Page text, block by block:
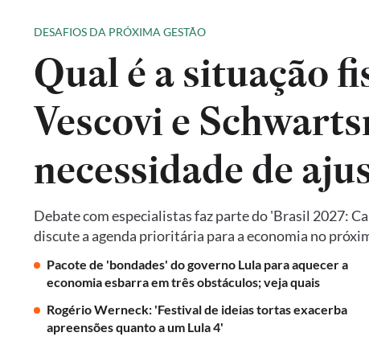
DESAFIOS DA PRÓXIMA GESTÃO
Qual é a situação
Vescovi e
necessidade de
Debate com especialistas faz parte do 'Brasil 2027:
discute a agenda prioritária para a economia no
Pacote de 'bondades' do governo Lula para aquecer a
economia esbarra em três obstáculos; veja quais
Rogério Werneck: 'Festival de ideias tortas exacerba
apreensões quanto a um Lula 4'